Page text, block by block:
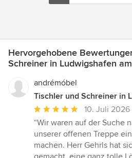
Hervorgehobene
Schreiner in Ludwigshafen
andrémóbel
Tischler und Schreiner in
Durchschnittliche
Bewertung:
5
von
5
10. Juli 2026
“Wir waren auf der Suche
unserer offenen Treppe
machen. Herr Gehrls hat